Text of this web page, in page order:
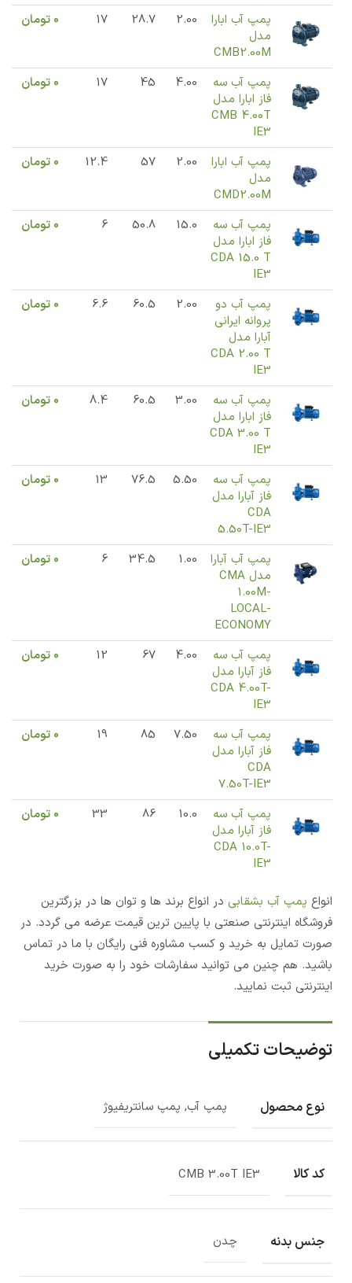
پمپ آب ابارا
مدل
CMB2.00M
2.00
28.7
17
0 تومان
پمپ آب سه
فاز ابارا مدل
CMB 4.00T
IE3
4.00
45
17
0 تومان
پمپ آب ابارا
مدل
CMD2.00M
2.00
57
12.4
0 تومان
پمپ آب سه
فاز ابارا مدل
CDA 15.0 T
IE3
15.0
50.8
6
0 تومان
پمپ آب دو
پروانه ایرانی
آبارا مدل
CDA 2.00 T
IE3
2.00
60.5
6.6
0 تومان
پمپ آب سه
فاز ابارا مدل
CDA 3.00 T
IE3
3.00
60.5
8.4
0 تومان
پمپ آب سه
فاز آبارا مدل
CDA
5.50T-IE3
5.50
76.5
13
0 تومان
پمپ آب آبارا
مدل CMA
1.00M-
LOCAL-
ECONOMY
1.00
34.5
6
0 تومان
پمپ آب سه
فاز آبارا مدل
CDA 4.00T-
IE3
4.00
67
12
0 تومان
پمپ آب سه
فاز آبارا مدل
CDA
7.50T-IE3
7.50
85
19
0 تومان
پمپ آب سه
فاز آبارا مدل
CDA 10.0T-
IE3
10.0
86
33
0 تومان
انواع پمپ آب بشقابی در انواع برند ها و توان ها در بزرگترین
فروشگاه اینترنتی صنعتی با پایین ترین قیمت عرضه می گردد. در
صورت تمایل به خرید و کسب مشاوره فنی رایگان با ما در تماس
باشید. هم چنین می توانید سفارشات خود را به صورت خرید
اینترنتی ثبت نمایید.
توضیحات تکمیلی
نوع محصول پمپ آب, پمپ سانتریفیوژ
کد کالا CMB 3.00T IE3
جنس بدنه چدن